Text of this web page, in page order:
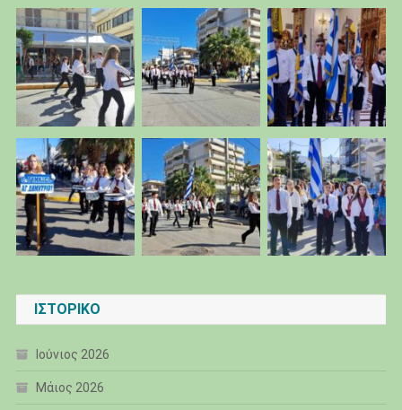
ΙΣΤΟΡΙΚΌ
Ιούνιος 2026
Μάιος 2026